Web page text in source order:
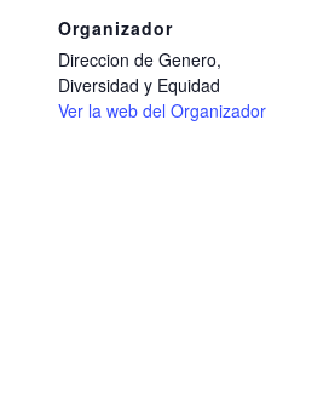
Organizador
Direccion de Genero,
Diversidad y Equidad
Ver la web del Organizador